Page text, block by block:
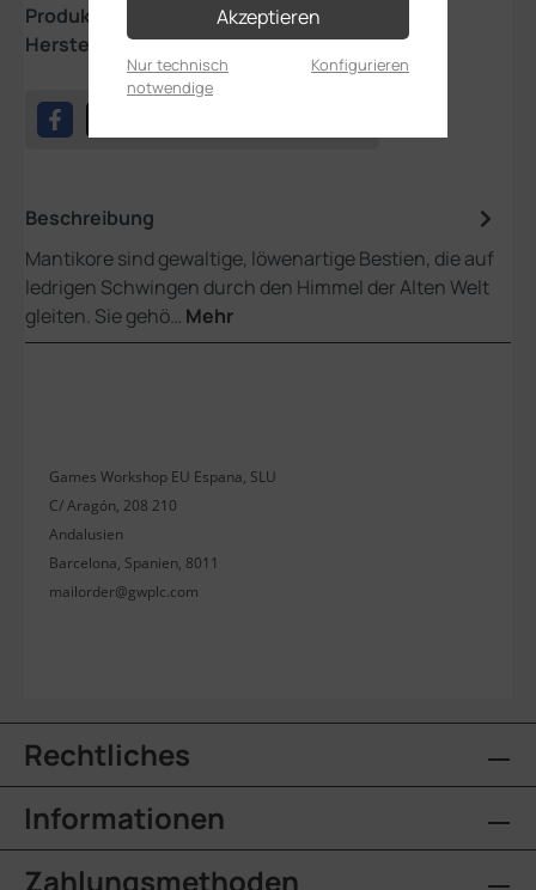
Produktnummer:
08-05
Hersteller:
Games Workshop
Beschreibung
Mantikore sind gewaltige, löwenartige Bestien, die auf
ledrigen Schwingen durch den Himmel der Alten Welt
gleiten. Sie gehö… Mehr
Games Workshop EU Espana, SLU
C/ Aragón, 208 210
Andalusien
Barcelona, Spanien, 8011
mailorder@gwplc.com
Rechtliches
Informationen
Zahlungsmethoden
Akzeptieren
Nur technisch
notwendige
Konfigurieren